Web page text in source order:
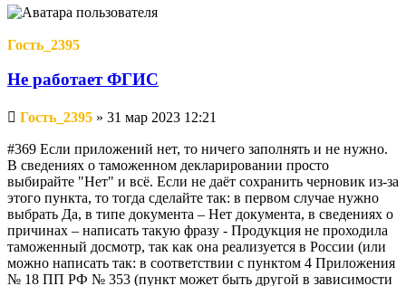
началу
Гость_2395
Не работает ФГИС
Непрочитанное
сообщение
Гость_2395 » 31 мар 2023 12:21
#369 Если приложений нет, то ничего заполнять и не нужно.
В сведениях о таможенном декларировании просто
выбирайте "Нет" и всё. Если не даёт сохранить черновик из-за
этого пункта, то тогда сделайте так: в первом случае нужно
выбрать Да, в типе документа – Нет документа, в сведениях о
причинах – написать такую фразу - Продукция не проходила
таможенный досмотр, так как она реализуется в России (или
можно написать так: в соответствии с пунктом 4 Приложения
№ 18 ПП РФ № 353 (пункт может быть другой в зависимости